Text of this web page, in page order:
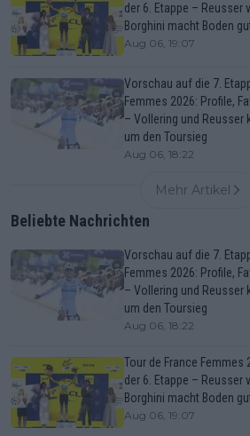
der 6. Etappe – Reusser
Borghini macht Boden
Aug 06, 19:07
Vorschau auf die 7.
Femmes 2026: Profile,
– Vollering und Reusser
um den Toursieg
Aug 06, 18:22
Mehr Artikel
Beliebte Nachrichten
Vorschau auf die 7.
Femmes 2026: Profile,
– Vollering und Reusser
um den Toursieg
Aug 06, 18:22
Tour de France Femmes
der 6. Etappe – Reusser
Borghini macht Boden
Aug 06, 19:07